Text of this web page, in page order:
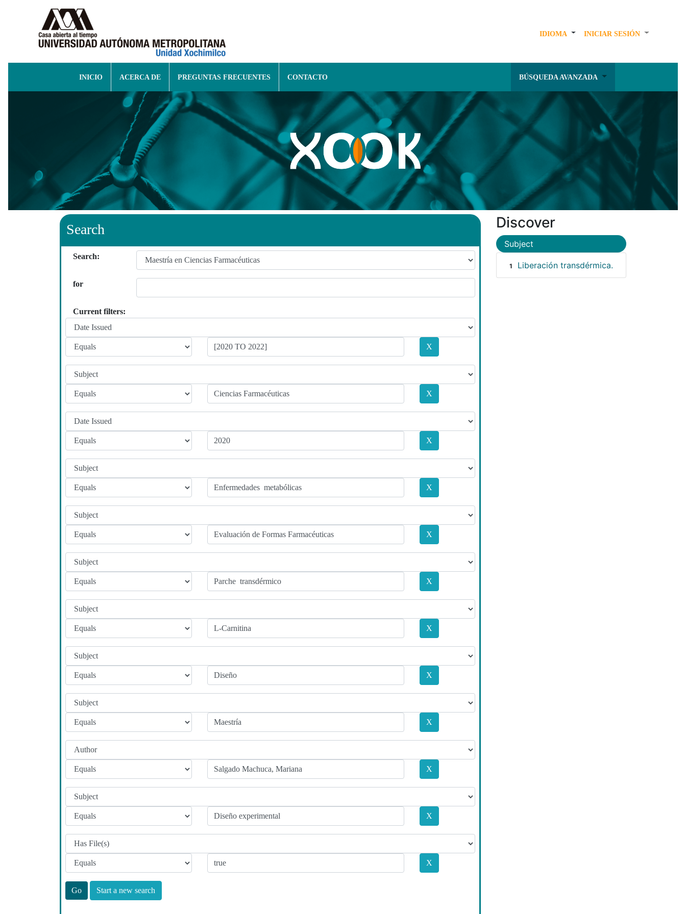
IDIOMA INICIAR SESIÓN
INICIO ACERCA DE PREGUNTAS FRECUENTES CONTACTO BÚSQUEDA AVANZADA
Search
Search:
for
Current filters:
Start a new search
Discover
Subject
1 Liberación transdérmica.